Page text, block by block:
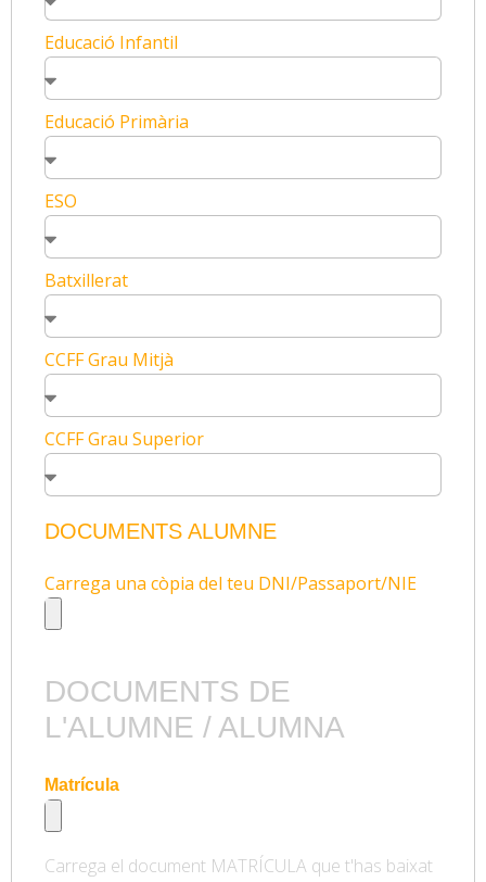
Educació Infantil
Educació Primària
ESO
Batxillerat
CCFF Grau Mitjà
CCFF Grau Superior
DOCUMENTS ALUMNE
Carrega una còpia del teu DNI/Passaport/NIE
DOCUMENTS DE
L'ALUMNE / ALUMNA
Matrícula
Carrega el document MATRÍCULA que t'has baixat